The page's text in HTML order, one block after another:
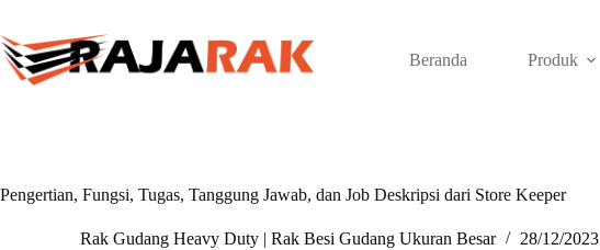
content
Beranda Produk
Pengertian, Fungsi, Tugas, Tanggung Jawab, dan Job Deskripsi dari Store Keeper
Rak Gudang Heavy Duty | Rak Besi Gudang Ukuran Besar 28/12/2023